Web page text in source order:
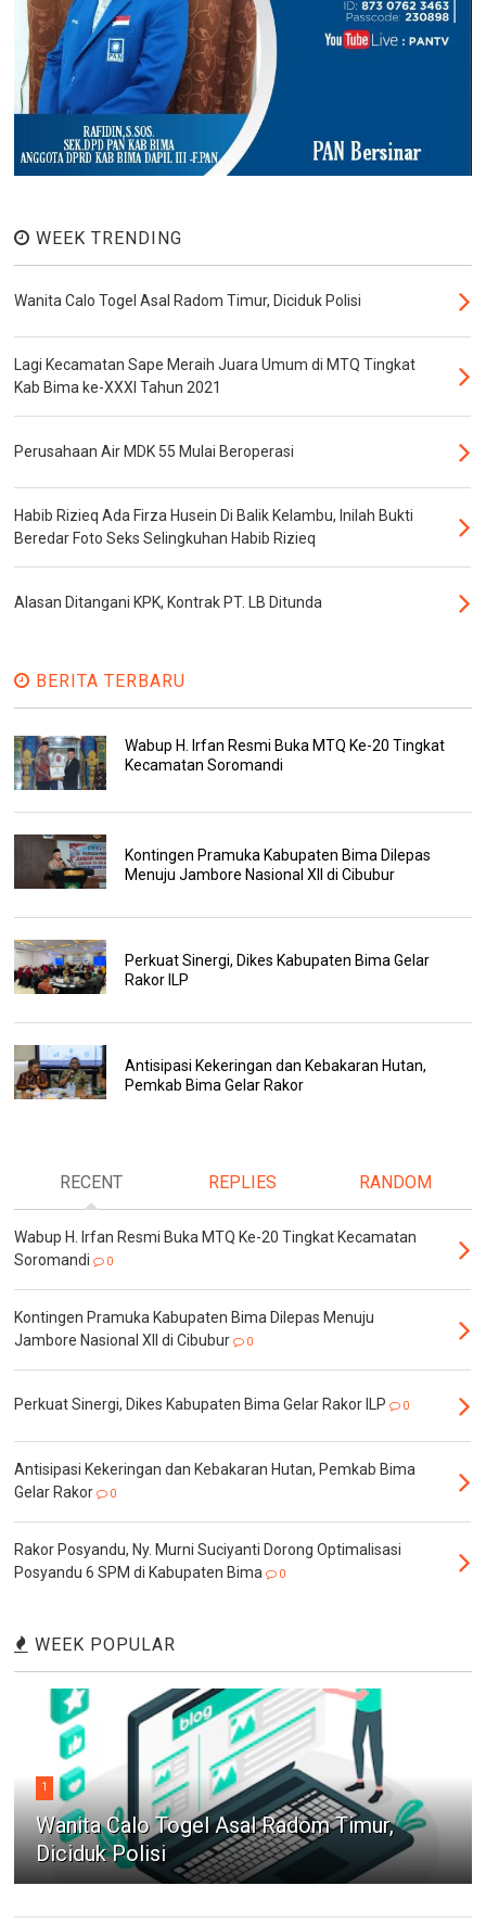
WEEK TRENDING
Wanita Calo Togel Asal Radom Timur, Diciduk Polisi
Lagi Kecamatan Sape Meraih Juara Umum di MTQ Tingkat
Kab Bima ke-XXXI Tahun 2021
Perusahaan Air MDK 55 Mulai Beroperasi
Habib Rizieq Ada Firza Husein Di Balik Kelambu, Inilah Bukti
Beredar Foto Seks Selingkuhan Habib Rizieq
Alasan Ditangani KPK, Kontrak PT. LB Ditunda
BERITA TERBARU
Wabup H. Irfan Resmi Buka MTQ Ke-20 Tingkat
Kecamatan Soromandi
Kontingen Pramuka Kabupaten Bima Dilepas
Menuju Jambore Nasional XII di Cibubur
Perkuat Sinergi, Dikes Kabupaten Bima Gelar
Rakor ILP
Antisipasi Kekeringan dan Kebakaran Hutan,
Pemkab Bima Gelar Rakor
RECENT REPLIES RANDOM
Wabup H. Irfan Resmi Buka MTQ Ke-20 Tingkat Kecamatan
Soromandi
0
Kontingen Pramuka Kabupaten Bima Dilepas Menuju
Jambore Nasional XII di Cibubur
0
Perkuat Sinergi, Dikes Kabupaten Bima Gelar Rakor ILP 0
Antisipasi Kekeringan dan Kebakaran Hutan, Pemkab Bima
Gelar Rakor
0
Rakor Posyandu, Ny. Murni Suciyanti Dorong Optimalisasi
Posyandu 6 SPM di Kabupaten Bima
0
WEEK POPULAR
1
Wanita Calo Togel Asal Radom Timur,
Diciduk Polisi